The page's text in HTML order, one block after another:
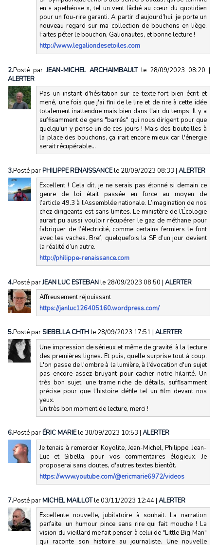
en « apethéose », tel un vent lâché au cœur du quotidien
pour un fou-rire garanti. A partir d’aujourd’hui, je porte un
nouveau regard sur ma collection de bouchons en liège.
Faites péter le bouchon, Galionautes, et bonne lecture !
http://www.legaliondesetoiles.com
2.Posté parJEAN-MICHEL ARCHAIMBAULT le 28/09/2023 08:20 |
ALERTER
Pas un instant d'hésitation sur ce texte fort bien écrit et
mené, une fois que j'ai fini de le lire et de rire à cette idée
totalement inattendue mais bien dans l'air du temps. Il y a
suffisamment de gens "barrés" qui nous dirigent pour que
quelqu'un y pense un de ces jours ! Mais des bouteilles à
la place des bouchons, ça irait encore mieux car l'énergie
serait récupérable...
3.Posté parPHILIPPE RENAISSANCEle 28/09/2023 08:33 | ALERTER
Excellent ! Cela dit, je ne serais pas étonné si demain ce
genre de loi était passée en force au moyen de
l’article 49.3 à l’Assemblée nationale. L’imagination de nos
chez dirigeants est sans limites. Le ministère de l’Écologie
aurait pu aussi vouloir récupérer le gaz de méthane pour
fabriquer de l’électricité, comme certains fermiers le font
avec les vaches. Bref, quelquefois la SF d’un jour devient
la réalité d’un autre.
http://philippe-renaissance.com
4.Posté parJEAN LUC ESTEBANle 28/09/2023 08:50 | ALERTER
Affreusement réjouissant
https://janluc126405160.wordpress.com/
5.Posté par SIEBELLA CHTHle 28/09/2023 17:51 | ALERTER
Une impression de sérieux et même de gravité, à la lecture
des premières lignes. Et puis, quelle surprise tout à coup.
L'on passe de l'ombre à la lumière, à l'évocation d'un sujet
pas encore assez bruyant pour cacher notre hilarité. Un
très bon sujet, une trame riche de détails, suffisamment
précise pour que l'histoire défile tel un film devant nos
yeux.
Un très bon moment de lecture, merci !
6.Posté parÉRIC MARIEle 30/09/2023 10:53 | ALERTER
Je tenais à remercier Koyolite, Jean-Michel, Philippe, Jean-
Luc et Sibella, pour vos commentaires élogieux. Je
proposerai sans doutes, d'autres textes bientôt.
https://www.youtube.com/@ericmarie6972/videos
7.Posté parMICHEL MAILLOTle 03/11/2023 12:44| ALERTER
Excellente nouvelle, jubilatoire à souhait. La narration
parfaite, un humour pince sans rire qui fait mouche ! La
vision du vieillard me fait penser à celui de "Little Big Man"
qui raconte son histoire au journaliste. Une nouvelle